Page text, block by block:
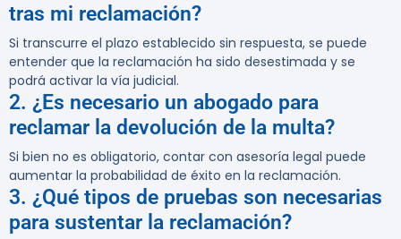
tras mi reclamación?
Si transcurre el plazo establecido sin respuesta, se puede
entender que la reclamación ha sido desestimada y se
podrá activar la vía judicial.
2. ¿Es necesario un abogado para
reclamar la devolución de la multa?
Si bien no es obligatorio, contar con asesoría legal puede
aumentar la probabilidad de éxito en la reclamación.
3. ¿Qué tipos de pruebas son necesarias
para sustentar la reclamación?